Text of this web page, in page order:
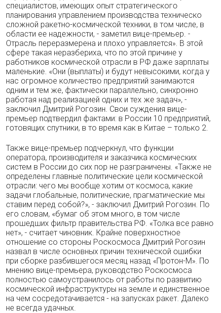
специалистов, имеющих опыт стратегического
планирования управлением производства техническо
сложной ракетно-космической техники, в том числе, в
области ее надежности, - заметил вице-премьер. -
Отрасль переразмерена и плохо управляется». В этой
сфере такая неразбериха, что по этой причине у
работников космической отрасли в РФ даже зарплаты
маленькие. «Они (выплаты) и будут невысокими, когда у
нас огромное количество предприятий занимаются
одним и тем же, фактически параллельно, синхронно
работая над реализацией одних и тех же задач», -
заключил Дмитрий Рогозин. Свои суждения вице-
премьер подтвердил фактами: в России 10 предприятий,
готовящих спутники, в то время как в Китае – только 2.
Также вице-премьер подчеркнул, что функции
оператора, производителя и заказчика космических
систем в России до сих пор не разграничены. «Также не
определены главные политические цели космической
отрасли: чего мы вообще хотим от космоса, какие
задачи глобальные, политические, прагматические мы
ставим перед собой?», - заключил Дмитрий Рогозин. По
его словам, «бумаг об этом много, в том числе
прошедших фильтр правительства РФ. «Толка все равно
нет», - считает чиновник. Крайне поверхностное
отношение со стороны Роскосмоса Дмитрий Рогозин
назвал в числе основных причин технической ошибки
при сборке разбившегося месяц назад «Протон-М». По
мнению вице-премьера, руководство Роскосмоса
полностью самоустранилось от работы по развитию
космической инфраструктуры на земле и единственное
на чем сосредотачивается - на запусках ракет. Далеко
не всегда удачных.